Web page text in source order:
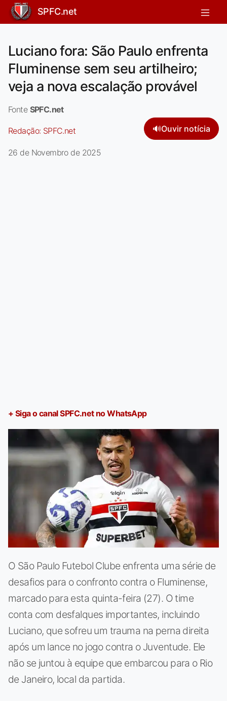
SPFC.net
Luciano fora: São Paulo enfrenta
Fluminense sem seu artilheiro;
veja a nova escalação provável
Fonte SPFC.net
Redação: SPFC.net 🔊Ouvir notícia
26 de Novembro de 2025
+ Siga o canal SPFC.net no WhatsApp
O São Paulo Futebol Clube enfrenta uma série de
desafios para o confronto contra o Fluminense,
marcado para esta quinta-feira (27). O time
conta com desfalques importantes, incluindo
Luciano, que sofreu um trauma na perna direita
após um lance no jogo contra o Juventude. Ele
não se juntou à equipe que embarcou para o Rio
de Janeiro, local da partida.